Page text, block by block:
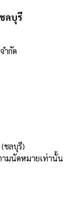
ลบุรี
ำกัด
ชลบุรี)
ามนัดหมายเท่านั้น